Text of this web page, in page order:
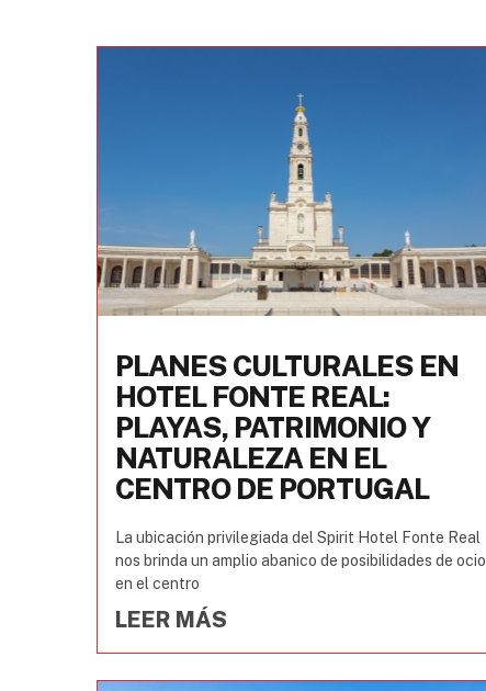
PLANES CULTURALES EN
HOTEL FONTE REAL:
PLAYAS, PATRIMONIO Y
NATURALEZA EN EL
CENTRO DE PORTUGAL
La ubicación privilegiada del Spirit Hotel Fonte Real
nos brinda un amplio abanico de posibilidades de ocio
en el centro
LEER MÁS